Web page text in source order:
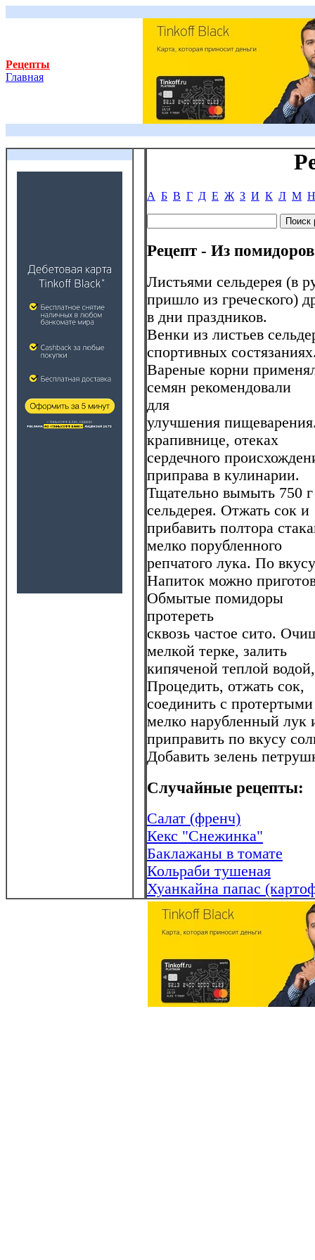
Рецепты
Главная
А Б В Г Д Е Ж З И К Л М Н
Рецепт - Из
Листьями сельдерея (в
пришло из греческого)
в дни праздников.
Венки из листьев
спортивных
Вареные корни
семян рекомендовали
для
улучшения
крапивнице, отеках
сердечного
приправа в кулинарии.
Тщательно вымыть 750
сельдерея. Отжать сок и
прибавить полтора
мелко порубленного
репчатого лука. По
Напиток можно
Обмытые помидоры
протереть
сквозь частое сито.
мелкой терке, залить
кипяченой теплой
Процедить, отжать сок,
соединить с
мелко нарубленный лук
приправить по вкусу
Добавить зелень
Случайные рецепты:
Салат (френч)
Кекс "Снежинка"
Баклажаны в томате
Кольраби тушеная
Хуанкайна папас